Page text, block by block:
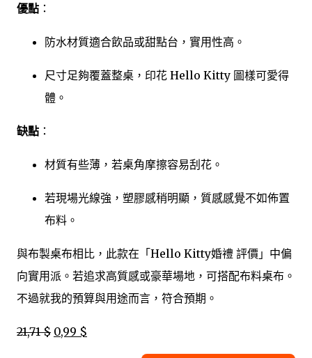
優點 ：
防水材質適合飲品或甜點台，實用性高。
尺寸足夠覆蓋整桌，印花 Hello Kitty 圖樣可愛得
體。
缺點 ：
材質有些薄，若桌角摩擦容易刮花。
若現場光線強，塑膠感稍明顯，質感感覺不如佈置
布料。
與布製桌布相比，此款在「Hello Kitty婚禮 評價」中偏
向實用派。若追求高質感或豪華場地，可搭配布料桌布。
不過就我的預算與用途而言，符合預期。
21,71 $ 0,99 $